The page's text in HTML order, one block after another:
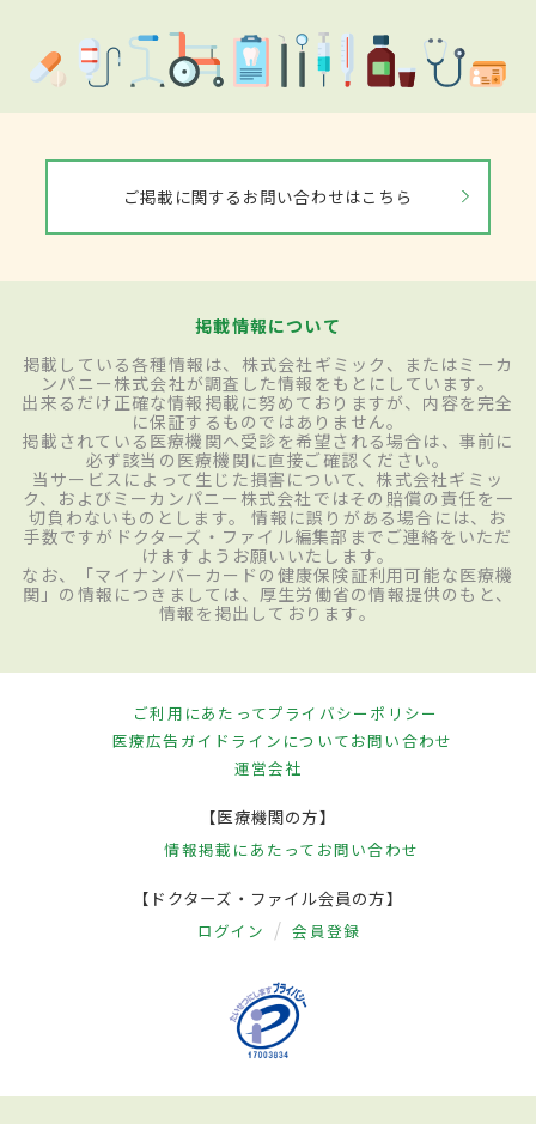
ご掲載に関するお問い合わせはこちら
掲載情報について
掲載している各種情報は、株式会社ギミック、またはミーカ
ンパニー株式会社が調査した情報をもとにしています。
出来るだけ正確な情報掲載に努めておりますが、内容を完全
に保証するものではありません。
掲載されている医療機関へ受診を希望される場合は、事前に
必ず該当の医療機関に直接ご確認ください。
当サービスによって生じた損害について、株式会社ギミッ
ク、およびミーカンパニー株式会社ではその賠償の責任を一
切負わないものとします。 情報に誤りがある場合には、お
手数ですがドクターズ・ファイル編集部までご連絡をいただ
けますようお願いいたします。
なお、「マイナンバーカードの健康保険証利用可能な医療機
関」の情報につきましては、厚生労働省の情報提供のもと、
情報を掲出しております。
ご利用にあたってプライバシーポリシー
医療広告ガイドラインについてお問い合わせ
運営会社
【医療機関の方】
情報掲載にあたって お問い合わせ
【ドクターズ・ファイル会員の方】
ログイン 会員登録